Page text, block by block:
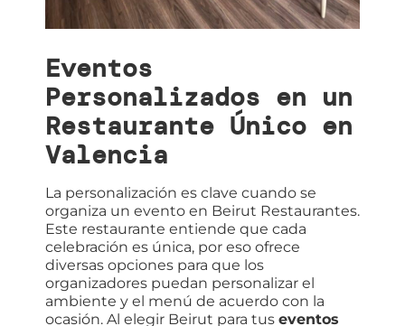
Eventos
Personalizados en un
Restaurante Único en
Valencia
La personalización es clave cuando se
organiza un evento en Beirut Restaurantes.
Este restaurante entiende que cada
celebración es única, por eso ofrece
diversas opciones para que los
organizadores puedan personalizar el
ambiente y el menú de acuerdo con la
ocasión. Al elegir Beirut para tus eventos